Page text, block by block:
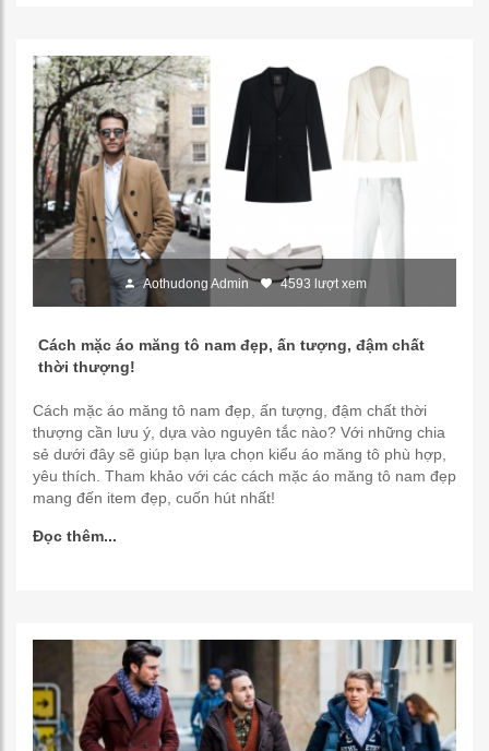
Aothudong Admin 4593 lượt xem
Cách mặc áo măng tô nam đẹp, ấn tượng, đậm chất
thời thượng!
Cách mặc áo măng tô nam đẹp, ấn tượng, đậm chất thời
thượng cần lưu ý, dựa vào nguyên tắc nào? Với những chia
sẻ dưới đây sẽ giúp bạn lựa chọn kiểu áo măng tô phù hợp,
yêu thích. Tham khảo với các cách mặc áo măng tô nam đẹp
mang đến item đẹp, cuốn hút nhất!
Đọc thêm...